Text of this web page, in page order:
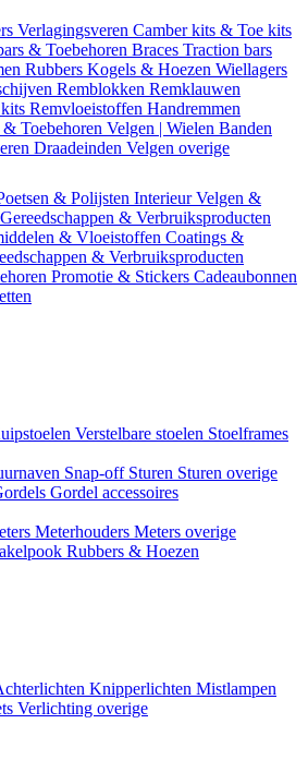
Verlagingsveren Camber kits & Toe kits
& Toebehoren Braces Traction bars
Rubbers Kogels & Hoezen Wiellagers
Remblokken Remklauwen
Remvloeistoffen Handremmen
Toebehoren Velgen | Wielen Banden
Draadeinden Velgen overige
& Polijsten InterieurVelgen &
Gereedschappen & Verbruiksproducten
& Vloeistoffen Coatings &
& Verbruiksproducten
Promotie & Stickers Cadeaubonnen
Verstelbare stoelen Stoelframes
Snap-off Sturen Sturen overige
Gordel accessoires
Meterhouders Meters overige
Rubbers & Hoezen
Knipperlichten Mistlampen
Verlichting overige